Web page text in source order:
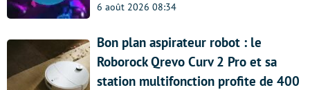
6 août 2026 08:34
Bon plan aspirateur robot : le
Roborock Qrevo Curv 2 Pro et sa
station multifonction profite de 400